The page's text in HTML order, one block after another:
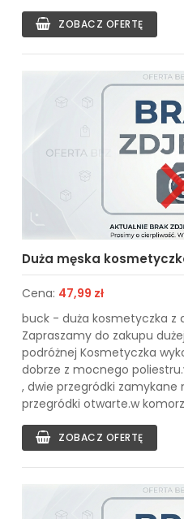
ZOBACZ OFERTĘ
Duża męska
Cena: 47,99 zł
buck - duża kosmetyczka z
Zapraszamy do zakupu
podróżnej Kosmetyczka
dobrze z mocnego
, dwie przegródki zamykane
przegródki otwarte.w
ZOBACZ OFERTĘ